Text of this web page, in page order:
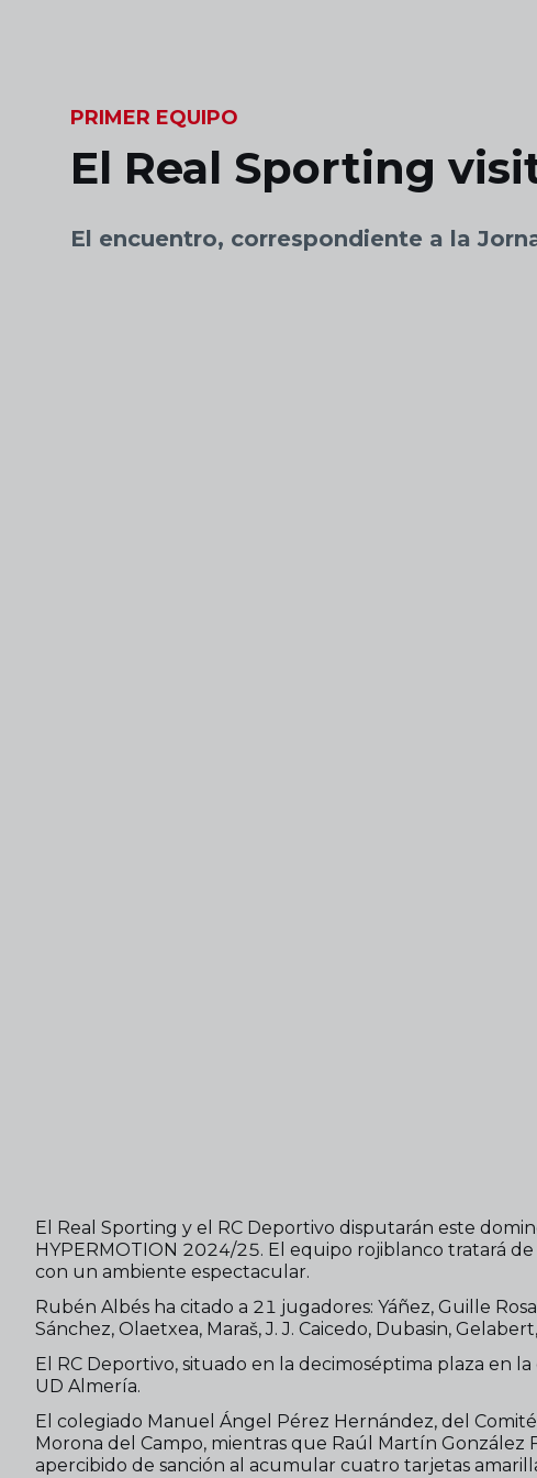
PRIMER EQUIPO
El Real Sporting
El encuentro, correspondiente a la
El Real Sporting y el RC Deportivo disputarán este
HYPERMOTION 2024/25. El equipo rojiblanco tratará
con un ambiente espectacular.
Rubén Albés ha citado a 21 jugadores: Yáñez, Guille
Sánchez, Olaetxea, Maraš, J. J. Caicedo, Dubasin,
El RC Deportivo, situado en la decimoséptima plaza en
UD Almería.
El colegiado Manuel Ángel Pérez Hernández, del
Morona del Campo, mientras que Raúl Martín González
apercibido de sanción al acumular cuatro tarjetas